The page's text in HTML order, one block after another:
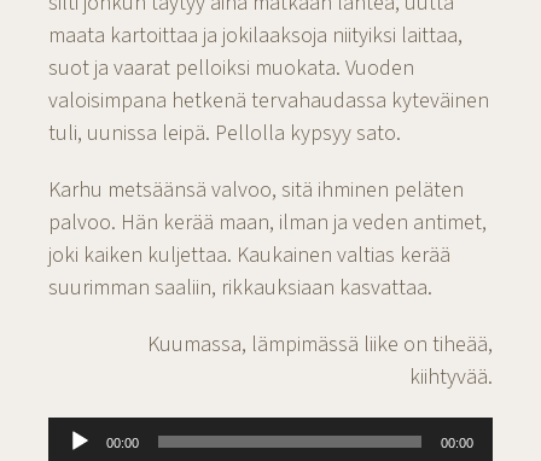
maata kartoittaa ja jokilaaksoja niityiksi laittaa,
suot ja vaarat pelloiksi muokata. Vuoden
valoisimpana hetkenä tervahaudassa kyteväinen
tuli, uunissa leipä. Pellolla kypsyy sato.
Karhu metsäänsä valvoo, sitä ihminen peläten
palvoo. Hän kerää maan, ilman ja veden antimet,
joki kaiken kuljettaa. Kaukainen valtias kerää
suurimman saaliin, rikkauksiaan kasvattaa.
Kuumassa, lämpimässä liike on tiheää,
kiihtyvää.
Äänitoistin
00:00 00:00